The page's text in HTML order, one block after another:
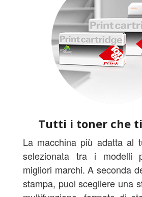
Tutti i toner che
La macchina più adatta al
selezionata tra i modelli
migliori marchi. A seconda
stampa, puoi scegliere una